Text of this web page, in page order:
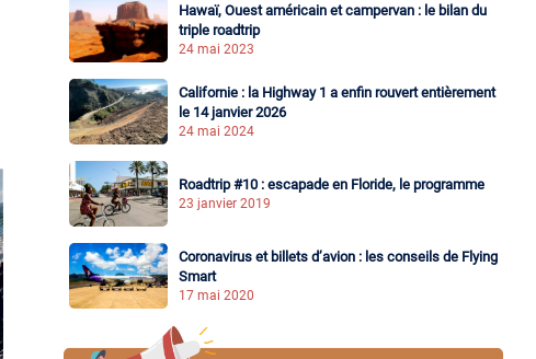
Hawaï, Ouest américain et campervan : le bilan du
triple roadtrip
24 mai 2023
Californie : la Highway 1 a enfin rouvert entièrement
le 14 janvier 2026
24 mai 2024
Roadtrip #10 : escapade en Floride, le programme
23 janvier 2019
Coronavirus et billets d’avion : les conseils de Flying
Smart
17 mai 2020